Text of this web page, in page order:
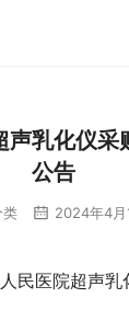
声乳化仪采
公告
类 2024年4
民医院超声乳